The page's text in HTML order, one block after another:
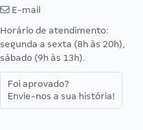
E-mail
Horário de atendimento:
segunda a sexta (8h às 20h),
sábado (9h às 13h).
Foi aprovado?
Envie-nos a sua história!